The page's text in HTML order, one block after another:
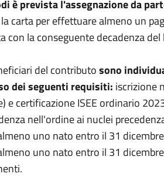
è prevista l'assegnazione da
carta per effettuare almeno un
con la conseguente decadenza
del contributosono
dei seguenti requisiti: iscrizione
e certificazione ISEE ordinario
nell'ordine ai nuclei
uno nato entro il 31
uno nato entro il 31